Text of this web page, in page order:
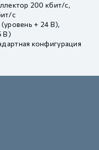
200 кбит/с,
с
+ 24 В),
В)
конфигурация